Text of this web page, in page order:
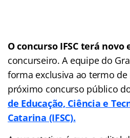
O concurso IFSC terá novo
concurseiro. A equipe do
forma exclusiva ao termo
próximo concurso público
de Educação, Ciência e
Catarina (IFSC).